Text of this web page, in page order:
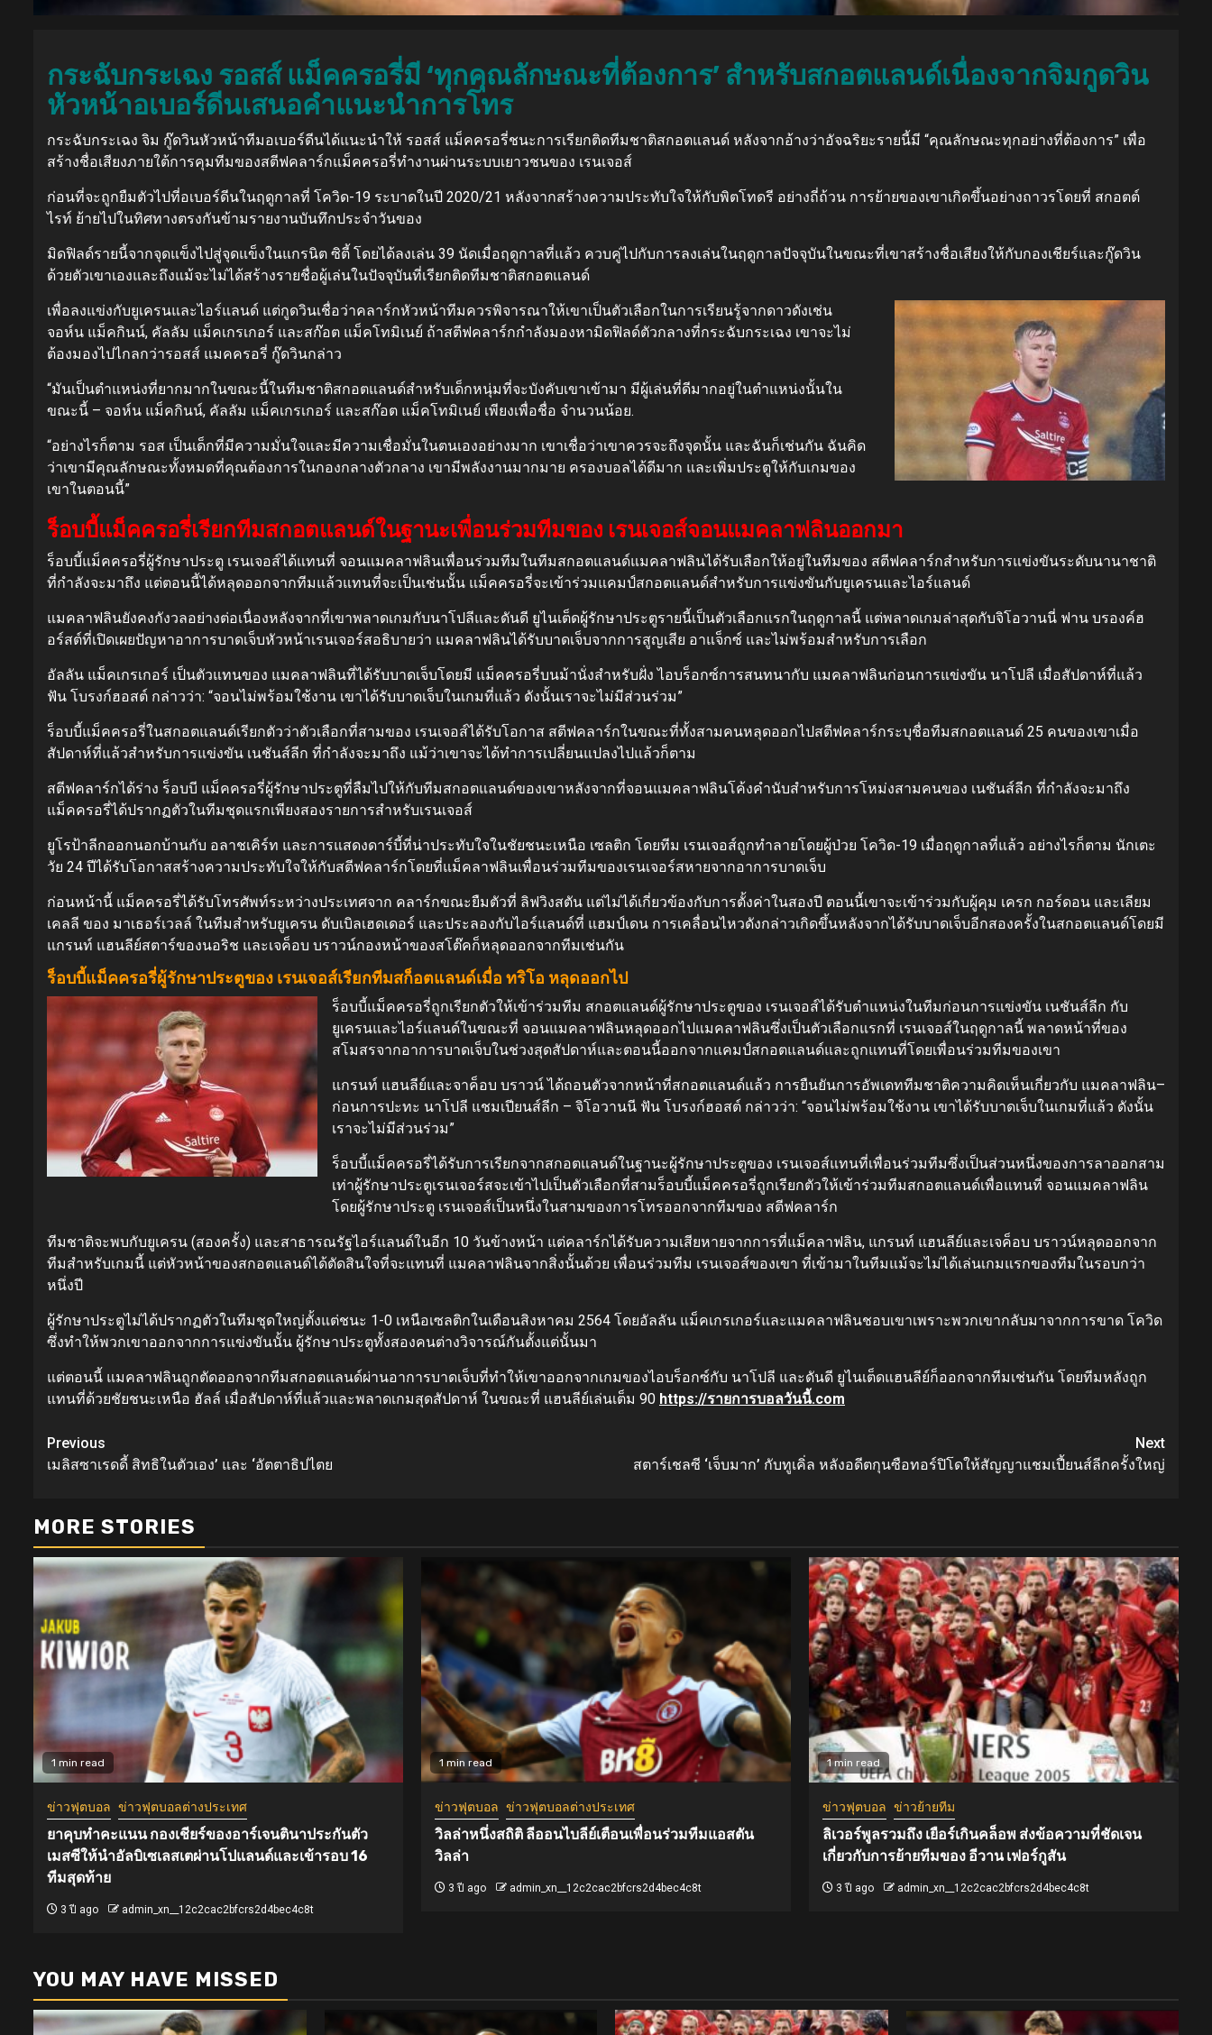
กระฉับกระเฉง รอสส์ แม็คครอรี่มี ‘ทุกคุณลักษณะที่ต้องการ’ สำหรับสกอตแลนด์เนื่องจากจิมกูดวิน
หัวหน้าอเบอร์ดีนเสนอคำแนะนำการโทร
กระฉับกระเฉง จิม กู๊ดวินหัวหน้าทีมอเบอร์ดีนได้แนะนำให้ รอสส์ แม็คครอรี่ชนะการเรียกติดทีมชาติสกอตแลนด์ หลังจากอ้างว่าอัจฉริยะรายนี้มี “คุณลักษณะทุกอย่างที่ต้องการ” เพื่อ
สร้างชื่อเสียงภายใต้การคุมทีมของสตีฟคลาร์กแม็คครอรี่ทำงานผ่านระบบเยาวชนของ เรนเจอส์
ก่อนที่จะถูกยืมตัวไปที่อเบอร์ดีนในฤดูกาลที่ โควิด-19 ระบาดในปี 2020/21 หลังจากสร้างความประทับใจให้กับพิตโทดรี อย่างถี่ถ้วน การย้ายของเขาเกิดขึ้นอย่างถาวรโดยที่ สกอตต์
ไรท์ ย้ายไปในทิศทางตรงกันข้ามรายงานบันทึกประจำวันของ
มิดฟิลด์รายนี้จากจุดแข็งไปสู่จุดแข็งในแกรนิต ซิตี้ โดยได้ลงเล่น 39 นัดเมื่อฤดูกาลที่แล้ว ควบคู่ไปกับการลงเล่นในฤดูกาลปัจจุบันในขณะที่เขาสร้างชื่อเสียงให้กับกองเชียร์และกู๊ดวิน
ด้วยตัวเขาเองและถึงแม้จะไม่ได้สร้างรายชื่อผู้เล่นในปัจจุบันที่เรียกติดทีมชาติสกอตแลนด์
เพื่อลงแข่งกับยูเครนและไอร์แลนด์ แต่กูดวินเชื่อว่าคลาร์กหัวหน้าทีมควรพิจารณาให้เขาเป็นตัวเลือกในการเรียนรู้จากดาวดังเช่น
จอห์น แม็คกินน์, คัลลัม แม็คเกรเกอร์ และสก๊อต แม็คโทมิเนย์ ถ้าสตีฟคลาร์กกำลังมองหามิดฟิลด์ตัวกลางที่กระฉับกระเฉง เขาจะไม่
ต้องมองไปไกลกว่ารอสส์ แมคครอรี่ กู๊ดวินกล่าว
“มันเป็นตำแหน่งที่ยากมากในขณะนี้ในทีมชาติสกอตแลนด์สำหรับเด็กหนุ่มที่จะบังคับเขาเข้ามา มีผู้เล่นที่ดีมากอยู่ในตำแหน่งนั้นใน
ขณะนี้ – จอห์น แม็คกินน์, คัลลัม แม็คเกรเกอร์ และสก๊อต แม็คโทมิเนย์ เพียงเพื่อชื่อ จำนวนน้อย.
“อย่างไรก็ตาม รอส เป็นเด็กที่มีความมั่นใจและมีความเชื่อมั่นในตนเองอย่างมาก เขาเชื่อว่าเขาควรจะถึงจุดนั้น และฉันก็เช่นกัน ฉันคิด
ว่าเขามีคุณลักษณะทั้งหมดที่คุณต้องการในกองกลางตัวกลาง เขามีพลังงานมากมาย ครองบอลได้ดีมาก และเพิ่มประตูให้กับเกมของ
เขาในตอนนี้”
ร็อบบี้แม็คครอรี่เรียกทีมสกอตแลนด์ในฐานะเพื่อนร่วมทีมของ เรนเจอส์จอนแมคลาฟลินออกมา
ร็อบบี้แม็คครอรี่ผู้รักษาประตู เรนเจอส์ได้แทนที่ จอนแมคลาฟลินเพื่อนร่วมทีมในทีมสกอตแลนด์แมคลาฟลินได้รับเลือกให้อยู่ในทีมของ สตีฟคลาร์กสำหรับการแข่งขันระดับนานาชาติ
ที่กำลังจะมาถึง แต่ตอนนี้ได้หลุดออกจากทีมแล้วแทนที่จะเป็นเช่นนั้น แม็คครอรี่จะเข้าร่วมแคมป์สกอตแลนด์สำหรับการแข่งขันกับยูเครนและไอร์แลนด์
แมคลาฟลินยังคงกังวลอย่างต่อเนื่องหลังจากที่เขาพลาดเกมกับนาโปลีและดันดี ยูไนเต็ดผู้รักษาประตูรายนี้เป็นตัวเลือกแรกในฤดูกาลนี้ แต่พลาดเกมล่าสุดกับจิโอวานนี่ ฟาน บรองค์ฮ
อร์สต์ที่เปิดเผยปัญหาอาการบาดเจ็บหัวหน้าเรนเจอร์สอธิบายว่า แมคลาฟลินได้รับบาดเจ็บจากการสูญเสีย อาแจ็กซ์ และไม่พร้อมสำหรับการเลือก
อัลลัน แม็คเกรเกอร์ เป็นตัวแทนของ แมคลาฟลินที่ได้รับบาดเจ็บโดยมี แม็คครอรี่บนม้านั่งสำหรับฝั่ง ไอบร็อกซ์การสนทนากับ แมคลาฟลินก่อนการแข่งขัน นาโปลี เมื่อสัปดาห์ที่แล้ว
ฟัน โบรงก์ฮอสต์ กล่าวว่า: “จอนไม่พร้อมใช้งาน เขาได้รับบาดเจ็บในเกมที่แล้ว ดังนั้นเราจะไม่มีส่วนร่วม”
ร็อบบี้แม็คครอรี่ในสกอตแลนด์เรียกตัวว่าตัวเลือกที่สามของ เรนเจอส์ได้รับโอกาส สตีฟคลาร์กในขณะที่ทั้งสามคนหลุดออกไปสตีฟคลาร์กระบุชื่อทีมสกอตแลนด์ 25 คนของเขาเมื่อ
สัปดาห์ที่แล้วสำหรับการแข่งขัน เนชันส์ลีก ที่กำลังจะมาถึง แม้ว่าเขาจะได้ทำการเปลี่ยนแปลงไปแล้วก็ตาม
สตีฟคลาร์กได้ร่าง ร็อบบี แม็คครอรี่ผู้รักษาประตูที่ลืมไปให้กับทีมสกอตแลนด์ของเขาหลังจากที่จอนแมคลาฟลินโค้งคำนับสำหรับการโหม่งสามคนของ เนชันส์ลีก ที่กำลังจะมาถึง
แม็คครอรี่ได้ปรากฏตัวในทีมชุดแรกเพียงสองรายการสำหรับเรนเจอส์
ยูโรป้าลีกออกนอกบ้านกับ อลาชเคิร์ท และการแสดงดาร์บี้ที่น่าประทับใจในชัยชนะเหนือ เซลติก โดยทีม เรนเจอส์ถูกทำลายโดยผู้ป่วย โควิด-19 เมื่อฤดูกาลที่แล้ว อย่างไรก็ตาม นักเตะ
วัย 24 ปีได้รับโอกาสสร้างความประทับใจให้กับสตีฟคลาร์กโดยที่แม็คลาฟลินเพื่อนร่วมทีมของเรนเจอร์สหายจากอาการบาดเจ็บ
ก่อนหน้านี้ แม็คครอรี่ได้รับโทรศัพท์ระหว่างประเทศจาก คลาร์กขณะยืมตัวที่ ลิฟวิงสตัน แต่ไม่ได้เกี่ยวข้องกับการตั้งค่าในสองปี ตอนนี้เขาจะเข้าร่วมกับผู้คุม เครก กอร์ดอน และเลียม
เคลลี ของ มาเธอร์เวลล์ ในทีมสำหรับยูเครน ดับเบิลเฮดเดอร์ และประลองกับไอร์แลนด์ที่ แฮมป์เดน การเคลื่อนไหวดังกล่าวเกิดขึ้นหลังจากได้รับบาดเจ็บอีกสองครั้งในสกอตแลนด์โดยมี
แกรนท์ แฮนลีย์สตาร์ของนอริช และเจค็อบ บราวน์กองหน้าของสโต๊คก็หลุดออกจากทีมเช่นกัน
ร็อบบี้แม็คครอรี่ผู้รักษาประตูของ เรนเจอส์เรียกทีมสก็อตแลนด์เมื่อ ทริโอ หลุดออกไป
ร็อบบี้แม็คครอรี่ถูกเรียกตัวให้เข้าร่วมทีม สกอตแลนด์ผู้รักษาประตูของ เรนเจอส์ได้รับตำแหน่งในทีมก่อนการแข่งขัน เนชันส์ลีก กับ
ยูเครนและไอร์แลนด์ในขณะที่ จอนแมคลาฟลินหลุดออกไปแมคลาฟลินซึ่งเป็นตัวเลือกแรกที่ เรนเจอส์ในฤดูกาลนี้ พลาดหน้าที่ของ
สโมสรจากอาการบาดเจ็บในช่วงสุดสัปดาห์และตอนนี้ออกจากแคมป์สกอตแลนด์และถูกแทนที่โดยเพื่อนร่วมทีมของเขา
แกรนท์ แฮนลีย์และจาค็อบ บราวน์ ได้ถอนตัวจากหน้าที่สกอตแลนด์แล้ว การยืนยันการอัพเดททีมชาติความคิดเห็นเกี่ยวกับ แมคลาฟลิน–
ก่อนการปะทะ นาโปลี แชมเปียนส์ลีก – จิโอวานนี ฟัน โบรงก์ฮอสต์ กล่าวว่า: “จอนไม่พร้อมใช้งาน เขาได้รับบาดเจ็บในเกมที่แล้ว ดังนั้น
เราจะไม่มีส่วนร่วม”
ร็อบบี้แม็คครอรี่ได้รับการเรียกจากสกอตแลนด์ในฐานะผู้รักษาประตูของ เรนเจอส์แทนที่เพื่อนร่วมทีมซึ่งเป็นส่วนหนึ่งของการลาออกสาม
เท่าผู้รักษาประตูเรนเจอร์สจะเข้าไปเป็นตัวเลือกที่สามร็อบบี้แม็คครอรี่ถูกเรียกตัวให้เข้าร่วมทีมสกอตแลนด์เพื่อแทนที่ จอนแมคลาฟลิน
โดยผู้รักษาประตู เรนเจอส์เป็นหนึ่งในสามของการโทรออกจากทีมของ สตีฟคลาร์ก
ทีมชาติจะพบกับยูเครน (สองครั้ง) และสาธารณรัฐไอร์แลนด์ในอีก 10 วันข้างหน้า แต่คลาร์กได้รับความเสียหายจากการที่แม็คลาฟลิน, แกรนท์ แฮนลีย์และเจค็อบ บราวน์หลุดออกจาก
ทีมสำหรับเกมนี้ แต่หัวหน้าของสกอตแลนด์ได้ตัดสินใจที่จะแทนที่ แมคลาฟลินจากสิ่งนั้นด้วย เพื่อนร่วมทีม เรนเจอส์ของเขา ที่เข้ามาในทีมแม้จะไม่ได้เล่นเกมแรกของทีมในรอบกว่า
หนึ่งปี
ผู้รักษาประตูไม่ได้ปรากฏตัวในทีมชุดใหญ่ตั้งแต่ชนะ 1-0 เหนือเซลติกในเดือนสิงหาคม 2564 โดยอัลลัน แม็คเกรเกอร์และแมคลาฟลินชอบเขาเพราะพวกเขากลับมาจากการขาด โควิด
ซึ่งทำให้พวกเขาออกจากการแข่งขันนั้น ผู้รักษาประตูทั้งสองคนต่างวิจารณ์กันตั้งแต่นั้นมา
แต่ตอนนี้ แมคลาฟลินถูกตัดออกจากทีมสกอตแลนด์ผ่านอาการบาดเจ็บที่ทำให้เขาออกจากเกมของไอบร็อกซ์กับ นาโปลี และดันดี ยูไนเต็ดแฮนลีย์ก็ออกจากทีมเช่นกัน โดยทีมหลังถูก
แทนที่ด้วยชัยชนะเหนือ ฮัลล์ เมื่อสัปดาห์ที่แล้วและพลาดเกมสุดสัปดาห์ ในขณะที่ แฮนลีย์เล่นเต็ม 90 https://รายการบอลวันนี้.com
Continue
Reading
Previous
เมลิสซาเรดดี้ สิทธิในตัวเอง’ และ ‘อัตตาธิปไตย
Next
สตาร์เชลซี ‘เจ็บมาก’ กับทูเคิ่ล หลังอดีตกุนซือทอร์ปิโดให้สัญญาแชมเปี้ยนส์ลีกครั้งใหญ่
MORE STORIES
1 min read
ข่าวฟุตบอล ข่าวฟุตบอลต่างประเทศ
ยาคุบทำคะแนน กองเชียร์ของอาร์เจนตินาประกันตัว
เมสซีให้นำอัลบิเซเลสเตผ่านโปแลนด์และเข้ารอบ 16
ทีมสุดท้าย
3 ปี ago admin_xn__12c2cac2bfcrs2d4bec4c8t
1 min read
ข่าวฟุตบอล ข่าวฟุตบอลต่างประเทศ
วิลล่าหนึ่งสถิติ ลีออนไบลีย์เตือนเพื่อนร่วมทีมแอสตัน
วิลล่า
3 ปี ago admin_xn__12c2cac2bfcrs2d4bec4c8t
1 min read
ข่าวฟุตบอล ข่าวย้ายทีม
ลิเวอร์พูลรวมถึง เยือร์เกินคล็อพ ส่งข้อความที่ชัดเจน
เกี่ยวกับการย้ายทีมของ อีวาน เฟอร์กูสัน
3 ปี ago admin_xn__12c2cac2bfcrs2d4bec4c8t
YOU MAY HAVE MISSED